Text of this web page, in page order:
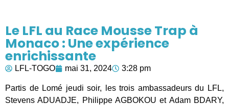
Le LFL au Race Mousse Trap à
Monaco : Une expérience
enrichissante
LFL-TOGO mai 31, 2024 3:28 pm
Partis de Lomé jeudi soir, les trois ambassadeurs du LFL,
Stevens ADUADJE, Philippe AGBOKOU et Adam BDARY,